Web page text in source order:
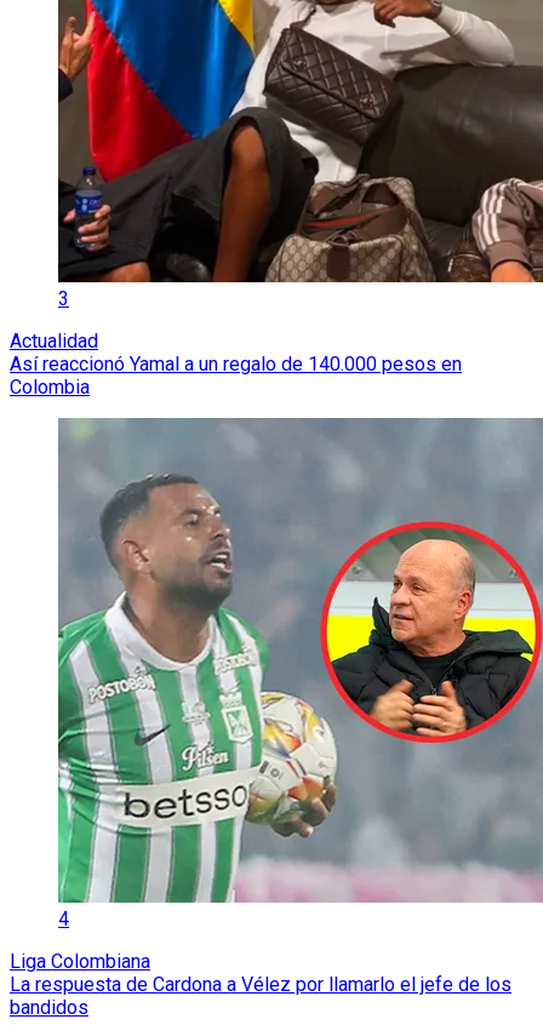
3
Actualidad
Así reaccionó Yamal a un regalo de 140.000 pesos en
Colombia
4
Liga Colombiana
La respuesta de Cardona a Vélez por llamarlo el jefe de los
bandidos